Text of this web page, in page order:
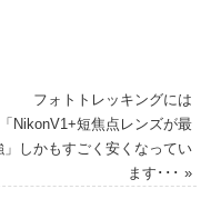
フォトトレッキングには
「NikonV1+短焦点レンズが最
」しかもすごく安くなってい
ます･･･»